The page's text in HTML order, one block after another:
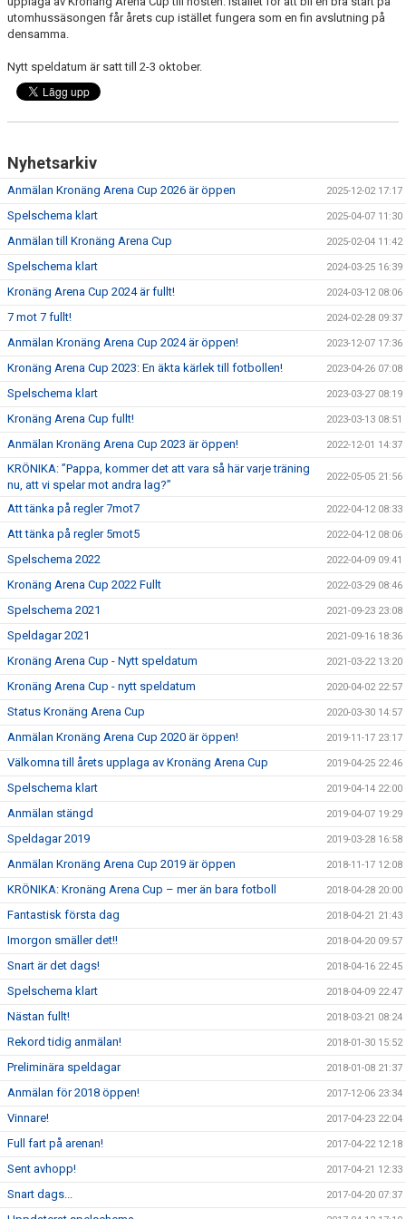
BILDGALLERI
DOKUMENT
utomhussäsongen får årets cup istället fungera som en fin avslutning på
densamma.
Nytt speldatum är satt till 2-3 oktober.
Nyhetsarkiv
Anmälan Kronäng Arena Cup 2026 är öppen 2025-12-02 17:17
Spelschema klart 2025-04-07 11:30
Anmälan till Kronäng Arena Cup 2025-02-04 11:42
Spelschema klart 2024-03-25 16:39
Kronäng Arena Cup 2024 är fullt! 2024-03-12 08:06
7 mot 7 fullt! 2024-02-28 09:37
Anmälan Kronäng Arena Cup 2024 är öppen! 2023-12-07 17:36
Kronäng Arena Cup 2023: En äkta kärlek till fotbollen! 2023-04-26 07:08
Spelschema klart 2023-03-27 08:19
Kronäng Arena Cup fullt! 2023-03-13 08:51
Anmälan Kronäng Arena Cup 2023 är öppen! 2022-12-01 14:37
KRÖNIKA: ”Pappa, kommer det att vara så här varje träning
nu, att vi spelar mot andra lag?”
2022-05-05 21:56
Att tänka på regler 7mot7 2022-04-12 08:33
Att tänka på regler 5mot5 2022-04-12 08:06
Spelschema 2022 2022-04-09 09:41
Kronäng Arena Cup 2022 Fullt 2022-03-29 08:46
Spelschema 2021 2021-09-23 23:08
Speldagar 2021 2021-09-16 18:36
Kronäng Arena Cup - Nytt speldatum 2021-03-22 13:20
Kronäng Arena Cup - nytt speldatum 2020-04-02 22:57
Status Kronäng Arena Cup 2020-03-30 14:57
Anmälan Kronäng Arena Cup 2020 är öppen! 2019-11-17 23:17
Välkomna till årets upplaga av Kronäng Arena Cup 2019-04-25 22:46
Spelschema klart 2019-04-14 22:00
Anmälan stängd 2019-04-07 19:29
Speldagar 2019 2019-03-28 16:58
Anmälan Kronäng Arena Cup 2019 är öppen 2018-11-17 12:08
KRÖNIKA: Kronäng Arena Cup – mer än bara fotboll 2018-04-28 20:00
Fantastisk första dag 2018-04-21 21:43
Imorgon smäller det!! 2018-04-20 09:57
Snart är det dags! 2018-04-16 22:45
Spelschema klart 2018-04-09 22:47
Nästan fullt! 2018-03-21 08:24
Rekord tidig anmälan! 2018-01-30 15:52
Preliminära speldagar 2018-01-08 21:37
Anmälan för 2018 öppen! 2017-12-06 23:34
Vinnare! 2017-04-23 22:04
Full fart på arenan! 2017-04-22 12:18
Sent avhopp! 2017-04-21 12:33
Snart dags... 2017-04-20 07:37